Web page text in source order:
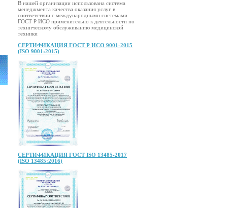
В нашей организации использована система
менеджмента качества оказания услуг в
соответствии с международными системами
ГОСТ Р ИСО применительно к деятельности по
техническому обслуживанию медицинской
техники
СЕРТИФИКАЦИЯ ГОСТ Р ИСО 9001-2015
(ISO 9001:2015)
СЕРТИФИКАЦИЯ ГОСТ ISO 13485-2017
(ISO 13485:2016)